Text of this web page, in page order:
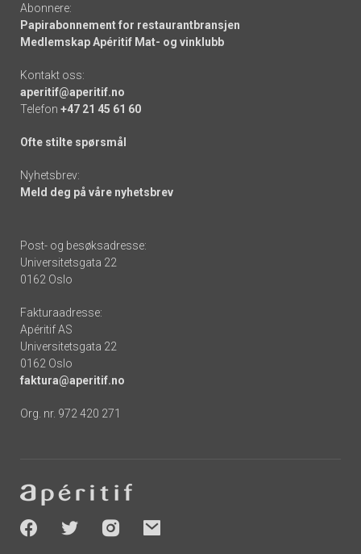
Abonnere:
Papirabonnement for restaurantbransjen
Medlemskap Apéritif Mat- og vinklubb
Kontakt oss:
aperitif@aperitif.no
Telefon +47 21 45 61 60
Ofte stilte spørsmål
Nyhetsbrev:
Meld deg på våre nyhetsbrev
Post- og besøksadresse:
Universitetsgata 22
0162 Oslo
Fakturaadresse:
Apéritif AS
Universitetsgata 22
0162 Oslo
faktura@aperitif.no
Org. nr. 972 420 271
-
socials